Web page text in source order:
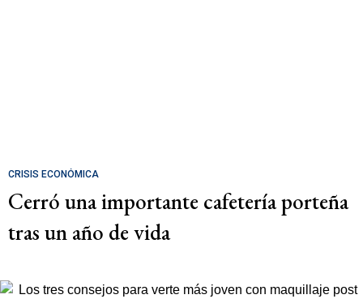
CRISIS ECONÓMICA
Cerró una importante cafetería porteña
tras un año de vida